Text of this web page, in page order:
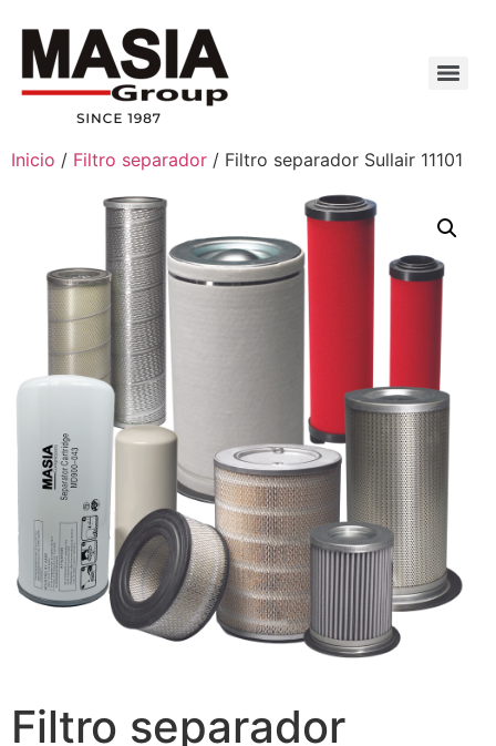
Inicio / Filtro separador / Filtro separador Sullair 11101
Filtro separador